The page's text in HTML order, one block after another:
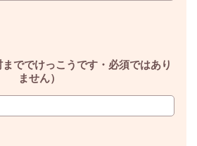
ででけっこうです・必須ではあり
ません）